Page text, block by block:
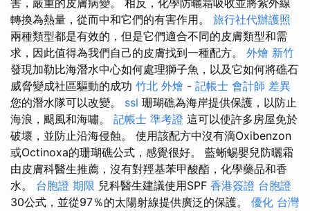
害，嚴重的皮膚病變。 相反，化學防曬霜吸收並將紫外線
轉換為熱量，從而中和它們的有害作用。 旅行社代辦護照
兩種類型都是有效的，但是它們適合不同的皮膚類型和需
求，因此值得為我們自己的皮膚找到一種配方。 外燴 新竹
發現加勒比海潛水中心如何處理獅子魚，以及它如何將礁石
威脅變成社區驅動的成功 竹北 外燴 - 記帳士 會計師 差異
您的潛水隊可以改變。 ssl 珊瑚礁為海岸提供保護，以防止
海浪，颶風和海嘯。 記帳士 準考證 這可以使許多房屋免於
破壞，並防止沿海侵蝕。 使用該配方中沒有滴Oxibenzon
或Octinoxa的珊瑚礁公式，感覺很好。 藍蜥蜴嬰兒防曬霜
由皮膚科醫生推薦，沒有對羥基苯甲酸酯，化學藥品和香
水。 台胞證 期限 兒科醫生建議使用SPF 香港簽證 台胞證
30公式，並從97％的太陽射線提供廣泛的保護。 優化 台灣